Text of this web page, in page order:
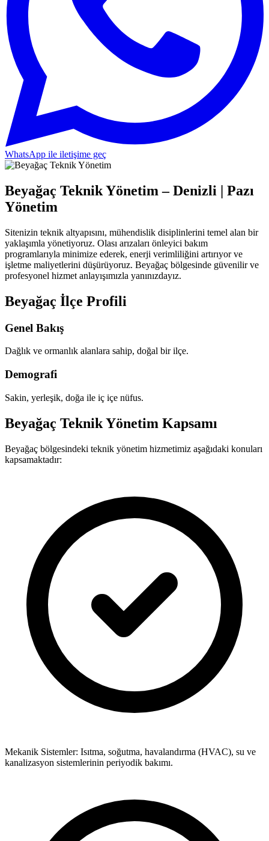
WhatsApp ile iletişime geç
Beyağaç Teknik Yönetim – Denizli | Pazı
Yönetim
Sitenizin teknik altyapısını, mühendislik disiplinlerini temel alan bir
yaklaşımla yönetiyoruz. Olası arızaları önleyici bakım
programlarıyla minimize ederek, enerji verimliliğini artırıyor ve
işletme maliyetlerini düşürüyoruz. Beyağaç bölgesinde güvenilir ve
profesyonel hizmet anlayışımızla yanınızdayız.
Beyağaç İlçe Profili
Genel Bakış
Dağlık ve ormanlık alanlara sahip, doğal bir ilçe.
Demografi
Sakin, yerleşik, doğa ile iç içe nüfus.
Beyağaç Teknik Yönetim Kapsamı
Beyağaç bölgesindeki teknik yönetim hizmetimiz aşağıdaki konuları
kapsamaktadır:
Mekanik Sistemler: Isıtma, soğutma, havalandırma (HVAC), su ve
kanalizasyon sistemlerinin periyodik bakımı.